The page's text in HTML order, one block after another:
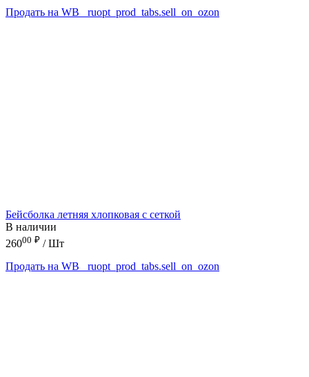
Продать на WB _ruopt_prod_tabs.sell_on_ozon
Бейсболка летняя хлопковая с сеткой
В наличии
26000 ₽ / Шт
Продать на WB
_ruopt_prod_tabs.sell_on_ozon